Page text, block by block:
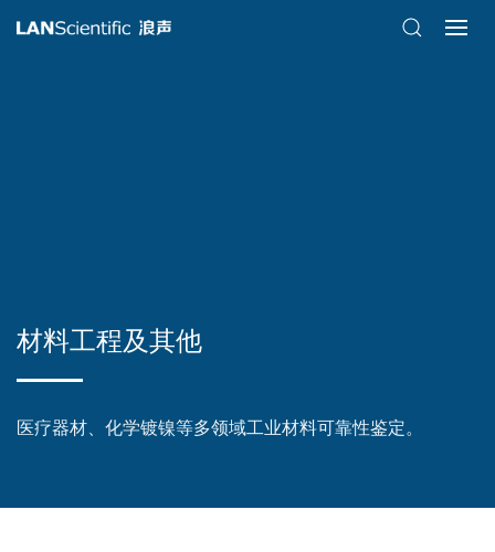
材料工程及其他
医疗器材、化学镀镍等多领域工业材料可靠性鉴定。